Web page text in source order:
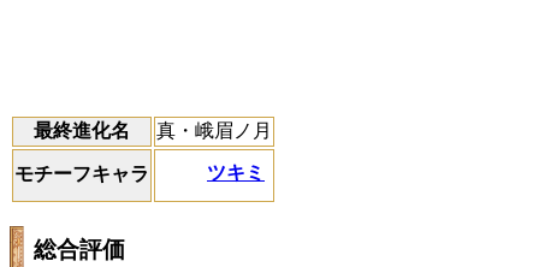
最終進化名 真・峨眉ノ月
モチーフキャラ ツキミ
総合評価